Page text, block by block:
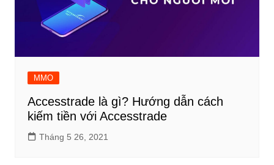
MMO
Accesstrade là gì? Hướng dẫn cách
kiếm tiền với Accesstrade
Tháng 5 26, 2021